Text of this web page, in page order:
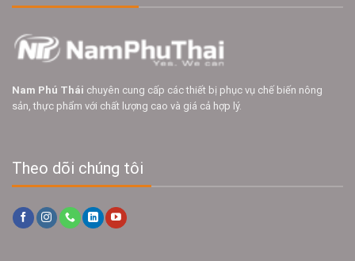
Nam Phú Thái chuyên cung cấp các thiết bị phục vụ chế biến nông
sản, thực phẩm với chất lượng cao và giá cả hợp lý.
Theo dõi chúng tôi